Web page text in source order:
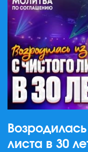
листа в 30